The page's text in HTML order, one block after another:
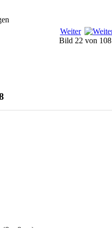
Weiter
Bild 22 von 108